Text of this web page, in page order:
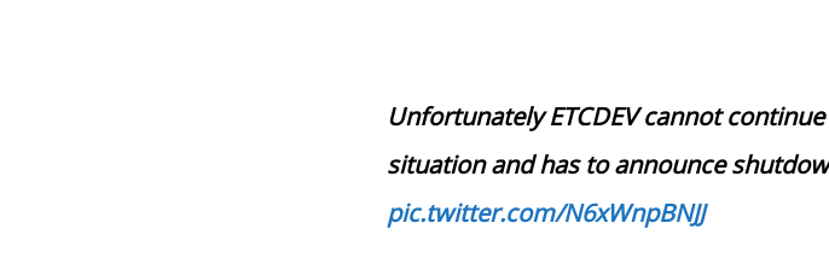
Unfortunately ETCDEV cannot
situation and has to announce
pic.twitter.com/N6xWnpBNJJ